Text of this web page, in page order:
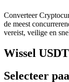
Converteer
de meest
vereist, veilige en
Wissel
Selecteer